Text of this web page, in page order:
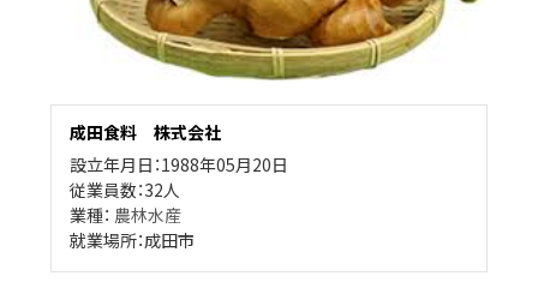
成田食料 株式会社
設立年月日：1988年05月20日
従業員数：32人
業種： 農林水産
就業場所：成田市